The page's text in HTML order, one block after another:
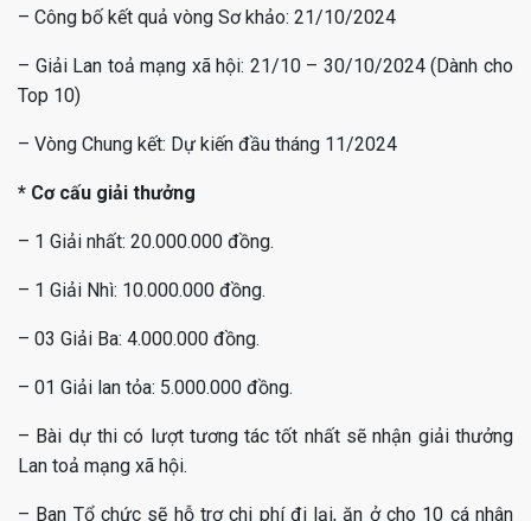
– Công bố kết quả vòng Sơ khảo: 21/10/2024
– Giải Lan toả mạng xã hội: 21/10 – 30/10/2024 (Dành cho
Top 10)
– Vòng Chung kết: Dự kiến đầu tháng 11/2024
* Cơ cấu giải thưởng
– 1 Giải nhất: 20.000.000 đồng.
– 1 Giải Nhì: 10.000.000 đồng.
– 03 Giải Ba: 4.000.000 đồng.
– 01 Giải lan tỏa: 5.000.000 đồng.
– Bài dự thi có lượt tương tác tốt nhất sẽ nhận giải thưởng
Lan toả mạng xã hội.
– Ban Tổ chức sẽ hỗ trợ chi phí đi lại, ăn ở cho 10 cá nhân